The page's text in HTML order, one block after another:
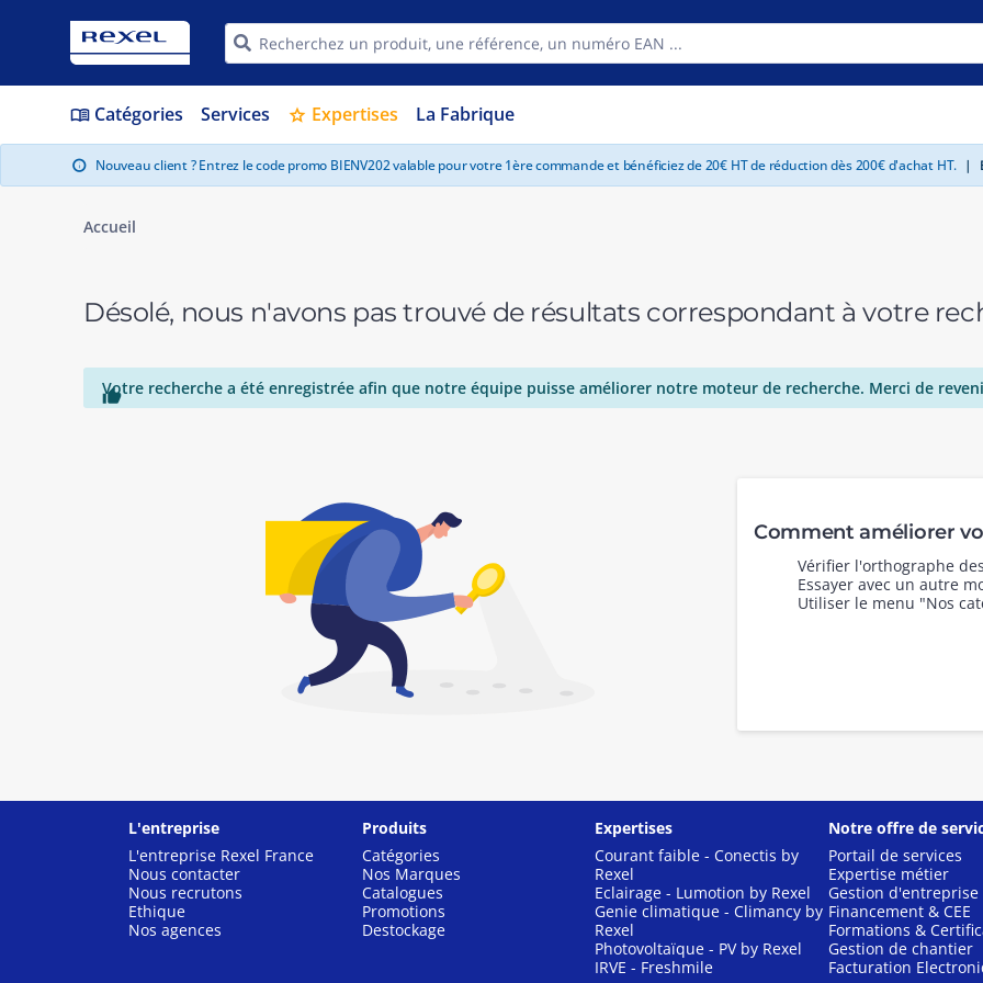
menu_book Catégories Services star Expertises La Fabrique
info Nouveau client ? Entrez le code promo BIENV202 valable pour votre 1ère commande et bénéficiez de 20€ HT de réduction dès 200€ d'achat HT. |
Accueil
Désolé, nous n'avons pas trouvé de résultats correspondant à votre

Votre recherche a été enregistrée afin que notre équipe puisse améliorer notre moteur de recherche. Merci de
Comment améliorer
Vérifier l'orthographe
Essayer avec un autre
Utiliser le menu "Nos
L'entreprise
L'entreprise Rexel France
Nous contacter
Nous recrutons
Ethique
Nos agences
Produits
Catégories
Nos Marques
Catalogues
Promotions
Destockage
Expertises
Courant faible - Conectis by
Rexel
Eclairage - Lumotion by Rexel
Genie climatique - Climancy by
Rexel
Photovoltaïque - PV by Rexel
IRVE - Freshmile
Notre offre de
Portail de services
Expertise métier
Gestion d'entreprise
Financement & CEE
Formations &
Gestion de chantier
Facturation